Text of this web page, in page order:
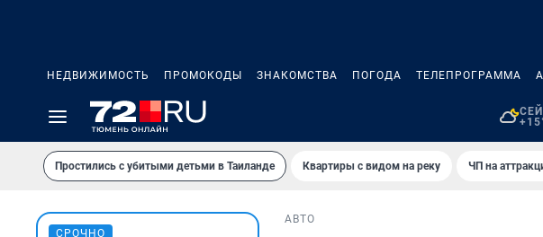
НЕДВИЖИМОСТЬ ПРОМОКОДЫ ЗНАКОМСТВА ПОГОДА ТЕЛЕПРОГРАММА
Простились с убитыми детьми в Таиланде Квартиры с видом на реку ЧП на
СРОЧНО
АВТО